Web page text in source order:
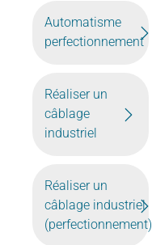
Automatisme
perfectionnement
Réaliser un
câblage
industriel
Réaliser un
câblage industriel
(perfectionnement)